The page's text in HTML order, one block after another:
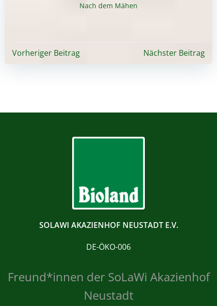
Nach dem Mähen
Beitragsnavigation
Vorheriger Beitrag Nächster Beitrag
SOLAWI AKAZIENHOF NEUSTADT E.V.
DE-ÖKO-006
Freund*innen der SoLaWi Akazienhof
Neustadt